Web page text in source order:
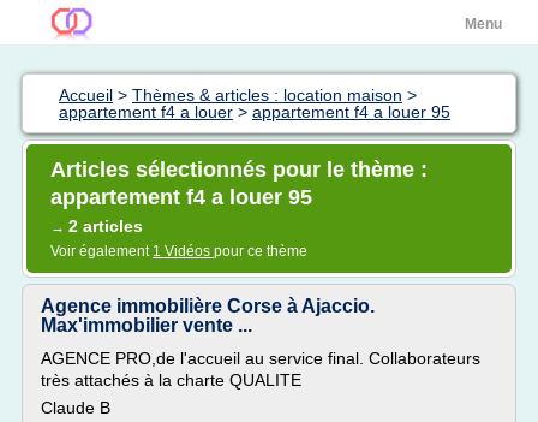
Menu
Accueil > Thèmes & articles : location maison >
appartement f4 a louer > appartement f4 a louer 95
Articles sélectionnés pour le thème :
appartement f4 a louer 95
→ 2 articles
Voir également 1 Vidéos pour ce thème
Agence immobilière Corse à Ajaccio.
Max'immobilier vente ...
AGENCE PRO,de l'accueil au service final. Collaborateurs
très attachés à la charte QUALITE
Claude B